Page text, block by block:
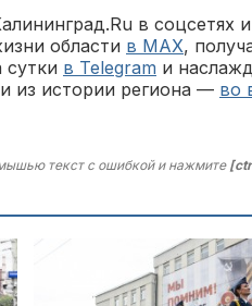
в соцсетях
области в MAX,
сутки в Telegram и
из истории региона — во
текст с ошибкой и нажмите